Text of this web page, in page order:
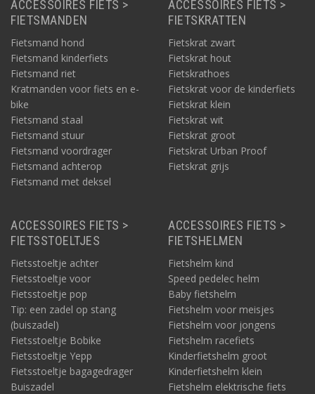
ACCESSOIRES FIETS >
FIETSMANDEN
Fietsmand hond
Fietsmand kinderfiets
Fietsmand riet
Kratmanden voor fiets en e-
bike
Fietsmand staal
Fietsmand stuur
Fietsmand voordrager
Fietsmand achterop
Fietsmand met deksel
ACCESSOIRES FIETS >
FIETSKRATTEN
Fietskrat zwart
Fietskrat hout
Fietskrathoes
Fietskrat voor de kinderfiets
Fietskrat klein
Fietskrat wit
Fietskrat groot
Fietskrat Urban Proof
Fietskrat grijs
ACCESSOIRES FIETS >
FIETSSTOELTJES
Fietsstoeltje achter
Fietsstoeltje voor
Fietsstoeltje pop
Tip: een zadel op stang
(buiszadel)
Fietsstoeltje Bobike
Fietsstoeltje Yepp
Fietsstoeltje bagagedrager
Buiszadel
ACCESSOIRES FIETS >
FIETSHELMEN
Fietshelm kind
Speed pedelec helm
Baby fietshelm
Fietshelm voor meisjes
Fietshelm voor jongens
Fietshelm racefiets
Kinderfietshelm groot
Kinderfietshelm klein
Fietshelm elektrische fiets